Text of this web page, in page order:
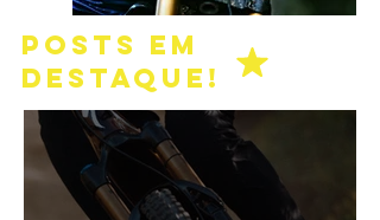
POSTS EM
DESTAQUE!